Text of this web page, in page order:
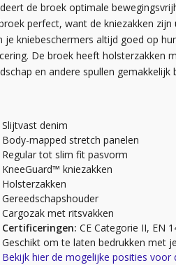
de broek optimale
perfect, want de kniezakken
je kniebeschermers altijd goed op
De broek heeft holsterzakken
en andere spullen gemakkelijk
Slijtvast denim
Body-mapped stretch panelen
Regular tot slim fit pasvorm
KneeGuard™ kniezakken
Holsterzakken
Gereedschapshouder
Cargozak met ritsvakken
Certificeringen: CE Categorie II, EN
Geschikt om te laten bedrukken met
Bekijk hier de mogelijke posities voor